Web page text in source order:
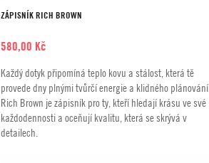
ZÁPISNÍK RICH BROWN
580,00 Kč
Každý dotyk připomíná teplo kovu a stálost, která tě
provede dny plnými tvůrčí energie a klidného plánování.
Rich Brown je zápisník pro ty, kteří hledají krásu ve své
každodennosti a oceňují kvalitu, která se skrývá v
detailech.